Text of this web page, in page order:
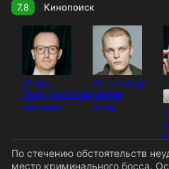
7.8 Кинопоиск
Игорь
Твердохлебов
Режиссёр
Александр
Мизёв
Актёр
По стечению обстоятельств
место криминального босса.